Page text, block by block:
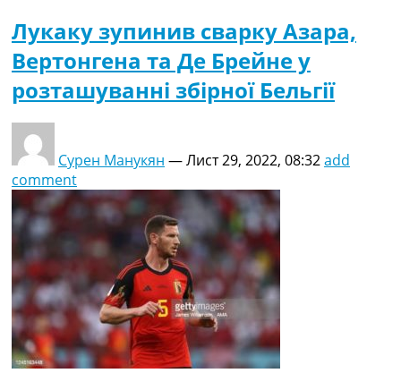
Лукаку зупинив сварку Азара,
Вертонгена та Де Брейне у
розташуванні збірної Бельгії
Сурен Манукян —Лист 29, 2022, 08:32add
comment